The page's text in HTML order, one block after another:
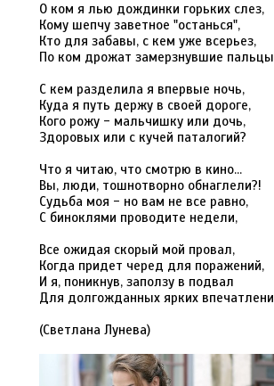
О ком я лью дождинки горьких слез,
Кому шепчу заветное "останься",
Кто для забавы, с кем уже всерьез,
По ком дрожат замерзнувшие
С кем разделила я впервые ночь,
Куда я путь держу в своей дороге,
Кого рожу - мальчишку или дочь,
Здоровых или с кучей паталогий?
Что я читаю, что смотрю в кино...
Вы, люди, тошнотворно обнаглели?!
Судьба моя - но вам не все равно,
С биноклями проводите недели,
Все ожидая скорый мой провал,
Когда придет черед для поражений,
И я, поникнув, заползу в подвал
Для долгожданных ярких
(Светлана Лунева)